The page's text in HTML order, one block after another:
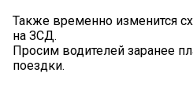
Также временно изменится
на ЗСД.
Просим водителей заранее
поездки.